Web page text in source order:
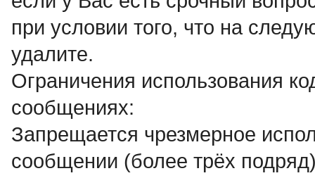
при условии того, что на
удалите.
Ограничения использования
сообщениях:
Запрещается чрезмерное
сообщении (более трёх